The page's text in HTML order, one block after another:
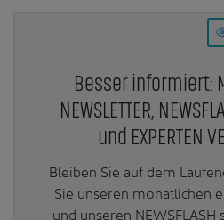
Besser informiert:
NEWSLETTER,
und EXPERTEN
Bleiben Sie auf dem
Sie unseren monatlichen
und unseren NEWSFLASH